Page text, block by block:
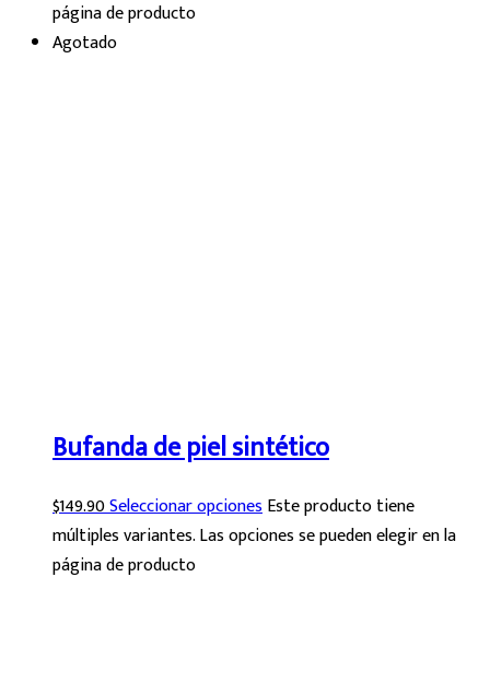
página de producto
Agotado
Bufanda de piel sintético
$149.90Seleccionar opcionesEste producto tiene
múltiples variantes. Las opciones se pueden elegir en la
página de producto